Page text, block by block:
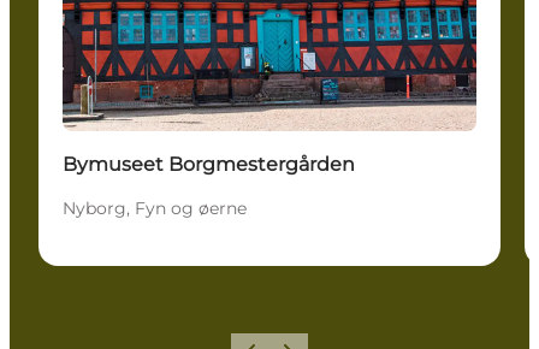
Bymuseet Borgmestergården
Nyborg, Fyn og øerne